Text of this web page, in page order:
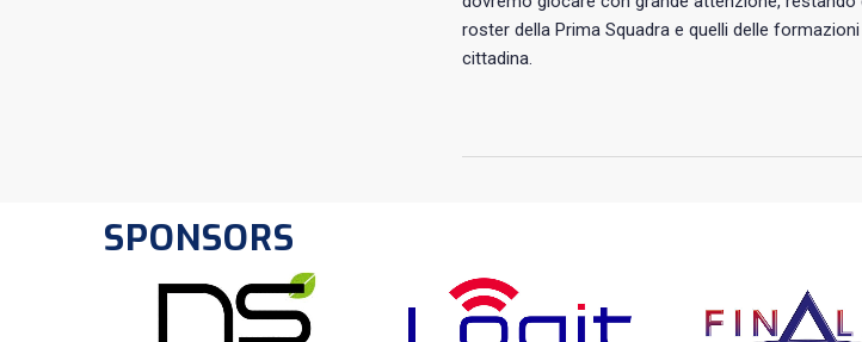
roster della Prima Squadra e quelli delle
cittadina.
SPONSORS